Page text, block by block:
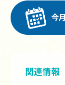
関連情報